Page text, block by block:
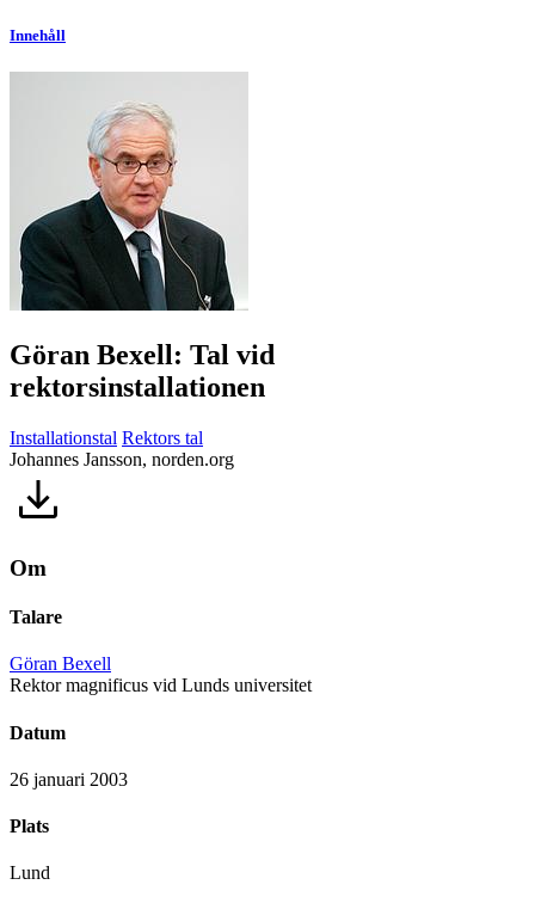
Innehåll
Göran Bexell: Tal vid
rektorsinstallationen
Installationstal Rektors tal
Johannes Jansson, norden.org
Om
Talare
Göran Bexell
Rektor magnificus vid Lunds universitet
Datum
26 januari 2003
Plats
Lund